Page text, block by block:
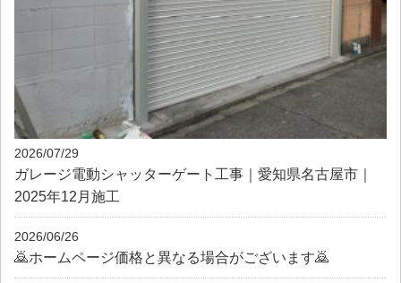
2026/07/29
ガレージ電動シャッターゲート工事｜愛知県名古屋市｜
2025年12月施工
2026/06/26
🙇ホームページ価格と異なる場合がございます🙇